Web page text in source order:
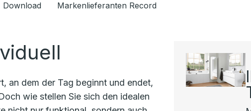
Download Markenlieferanten Record
an dem der Tag beginnt und endet,
wie stellen Sie sich den idealen